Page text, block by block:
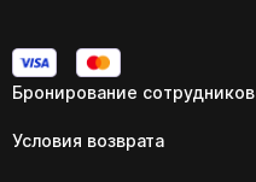
Бронирование сотрудников
Условия возврата